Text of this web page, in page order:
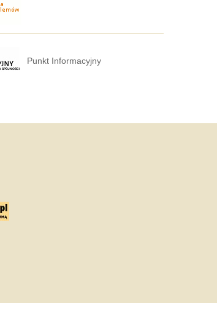
Punkt Informacyjny